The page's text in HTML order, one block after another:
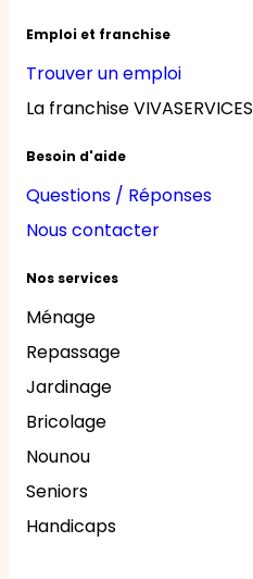
Emploi et franchise
Trouver un emploi
La franchise VIVASERVICES
Besoin d'aide
Questions / Réponses
Nous contacter
Nos services
Ménage
Repassage
Jardinage
Bricolage
Nounou
Seniors
Handicaps